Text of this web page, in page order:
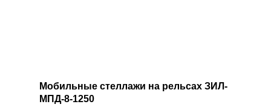
Мобильные стеллажи на рельсах ЗИЛ-
МПД-8-1250